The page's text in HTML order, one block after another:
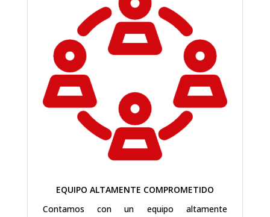
EQUIPO ALTAMENTE COMPROMETIDO
Contamos con un equipo altamente